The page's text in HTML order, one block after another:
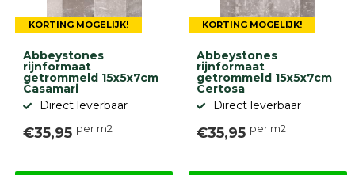
KORTING MOGELIJK!
Abbeystones
rijnformaat
getrommeld 15x5x7cm
Casamari
Direct leverbaar
€35,95 per m2
KORTING MOGELIJK!
Abbeystones
rijnformaat
getrommeld 15x5x7cm
Certosa
Direct leverbaar
€35,95 per m2